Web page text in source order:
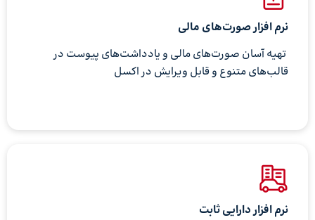
نرم افزار صورت‌های مالی
تهیه آسان صورت‌های مالی و یادداشت‌های پیوست در
قالب‌های متنوع و قابل ویرایش در اکسل
نرم افزار دارایی ثابت